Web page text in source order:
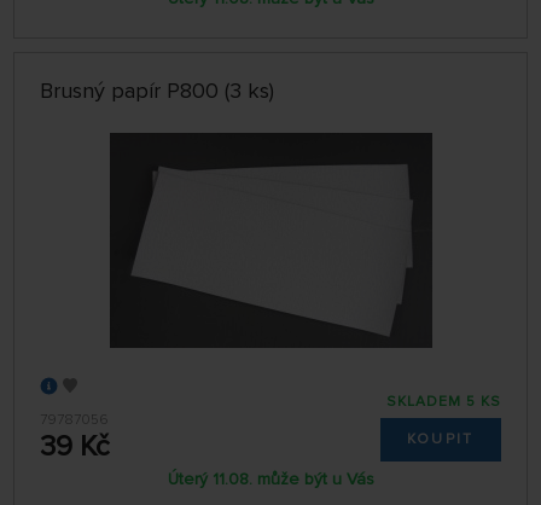
Brusný papír P800 (3 ks)
79787056
39 Kč
SKLADEM 5 KS
KOUPIT
Úterý 11.08. může být u Vás